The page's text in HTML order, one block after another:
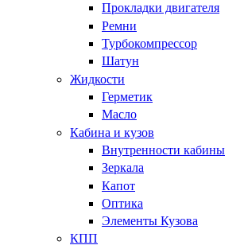
Прокладки двигателя
Ремни
Турбокомпрессор
Шатун
Жидкости
Герметик
Масло
Кабина и кузов
Внутренности кабины
Зеркала
Капот
Оптика
Элементы Кузова
КПП